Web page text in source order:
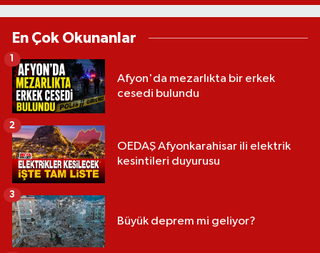
En Çok Okunanlar
Afyon'da mezarlıkta bir erkek
cesedi bulundu
1
OEDAŞ Afyonkarahisar ili elektrik
kesintileri duyurusu
2
Büyük deprem mi geliyor?
3